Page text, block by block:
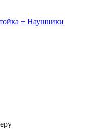
+ Наушники